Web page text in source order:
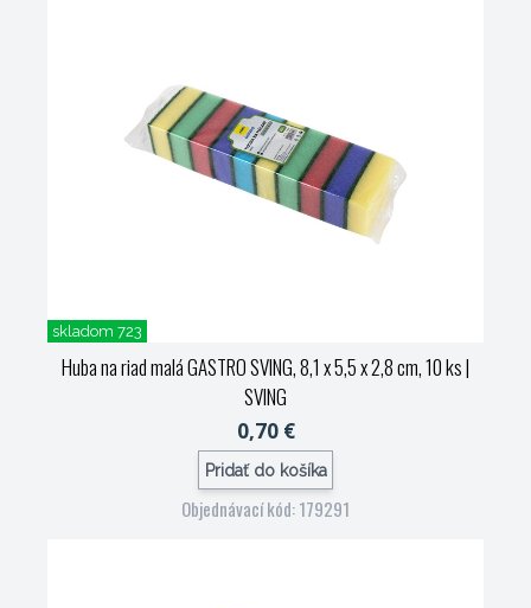
skladom 723
Huba na riad malá GASTRO SVING, 8,1 x 5,5 x 2,8 cm, 10 ks|
SVING
0,70 €
Pridať do košíka
Objednávací kód: 179291